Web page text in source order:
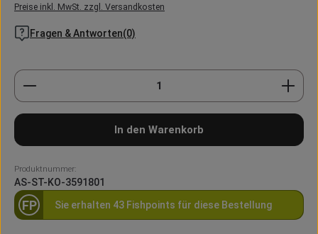
Preise inkl. MwSt. zzgl. Versandkosten
Fragen & Antworten(0)
Produkt Anzahl: Gib den gewünschten Wert ein
In den Warenkorb
Produktnummer:
AS-ST-KO-3591801
FP Sie erhalten 43 Fishpoints für diese Bestellung